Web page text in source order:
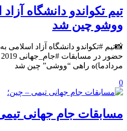
تیم تکواندو دانشگاه
ووشو چین شد
📸تیم #تکواندو دانشگاه آزاد اسلامی
مردادما)ه راهی “ووشی” چین شد
0
مسابقات جام جهانی